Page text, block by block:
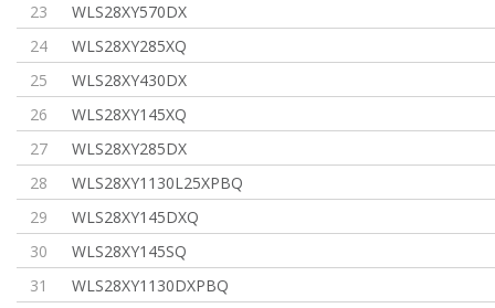
23
WLS28XY570DX
24
WLS28XY285XQ
25
WLS28XY430DX
26
WLS28XY145XQ
27
WLS28XY285DX
28
WLS28XY1130L25XPBQ
29
WLS28XY145DXQ
30
WLS28XY145SQ
31
WLS28XY1130DXPBQ